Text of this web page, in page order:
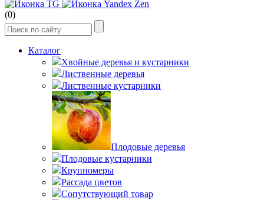
(0)
Каталог
Хвойные деревья и кустарники
Лиственные деревья
Лиственные кустарники
Плодовые деревья
Плодовые кустарники
Крупномеры
Рассада цветов
Сопутствующий товар